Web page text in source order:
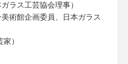
ラス工芸協会理事）
術館企画委員、日本ガラス
）